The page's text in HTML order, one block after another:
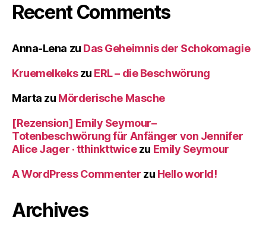
Recent Comments
Anna-Lena zu Das Geheimnis der Schokomagie
Kruemelkekszu ERL – die Beschwörung
Marta zu Mörderische Masche
[Rezension] Emily Seymour–
Totenbeschwörung für Anfänger von Jennifer
Alice Jager · tthinkttwicezu Emily Seymour
A WordPress Commenter zu Hello world!
Archives